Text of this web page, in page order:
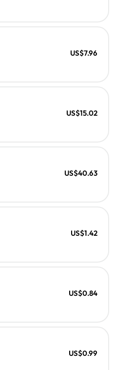
US$7.96
US$15.02
US$40.63
US$1.42
US$0.84
US$0.99